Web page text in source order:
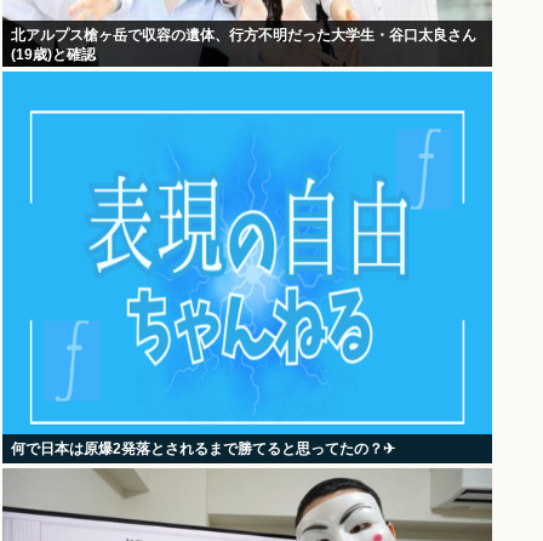
北アルプス槍ヶ岳で収容の遺体、行方不明だった大学生・谷口太良さん
(19歳)と確認
何で日本は原爆2発落とされるまで勝てると思ってたの？‎✈